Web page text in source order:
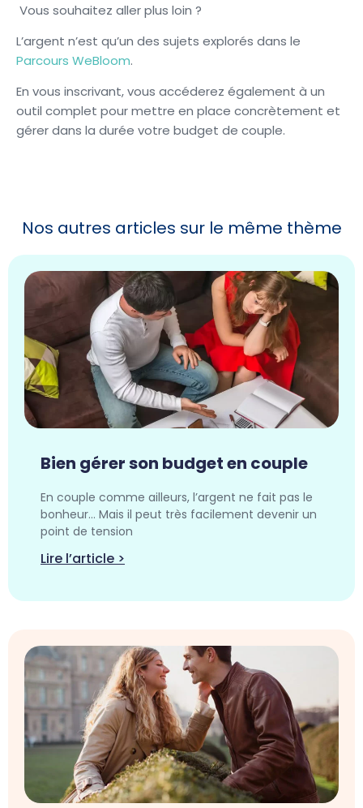
Vous souhaitez aller plus loin ?
L’argent n’est qu’un des sujets explorés dans le
Parcours WeBloom.
En vous inscrivant, vous accéderez également à un
outil complet pour mettre en place concrètement et
gérer dans la durée votre budget de couple.
Nos autres articles sur le même thème
Bien gérer son budget en couple
En couple comme ailleurs, l’argent ne fait pas le
bonheur… Mais il peut très facilement devenir un
point de tension
Lire l’article >